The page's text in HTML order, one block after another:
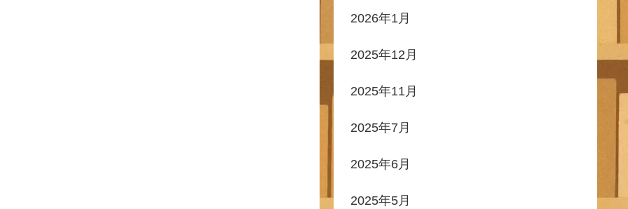
2026年1月
2025年12月
2025年11月
2025年7月
2025年6月
2025年5月